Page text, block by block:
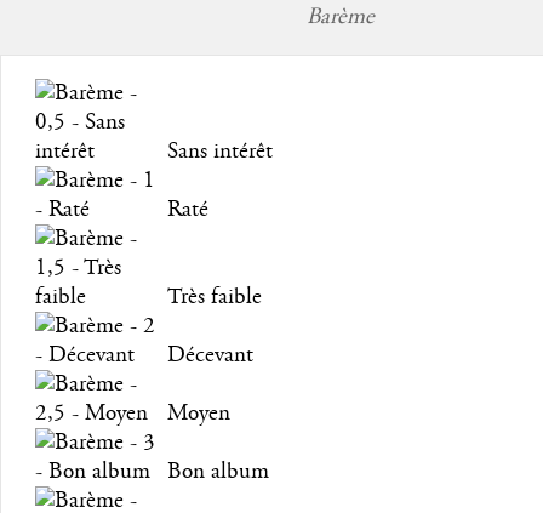
Barème
Sans intérêt
Raté
Très faible
Décevant
Moyen
Bon album